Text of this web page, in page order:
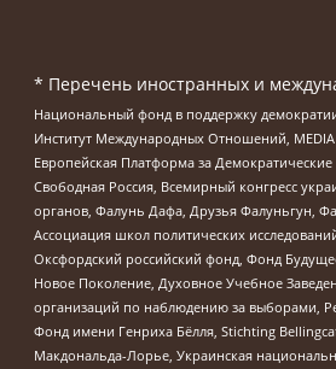
* Перечень иностранных и
Национальный фонд в поддержку
Институт Международных Отношений, MEDIA
Европейская Платформа за
Свободная Россия, Всемирный конгресс
органов, Фалунь Дафа, Друзья Фалуньгун,
Ассоциация школ политических
Оксфордский российский фонд, Фонд
Новое Поколение, Духовное Учебное
организаций по наблюдению за выборами,
Фонд имени Генриха Бёлля, Stichting
Макдональда-Лорье, Украинская